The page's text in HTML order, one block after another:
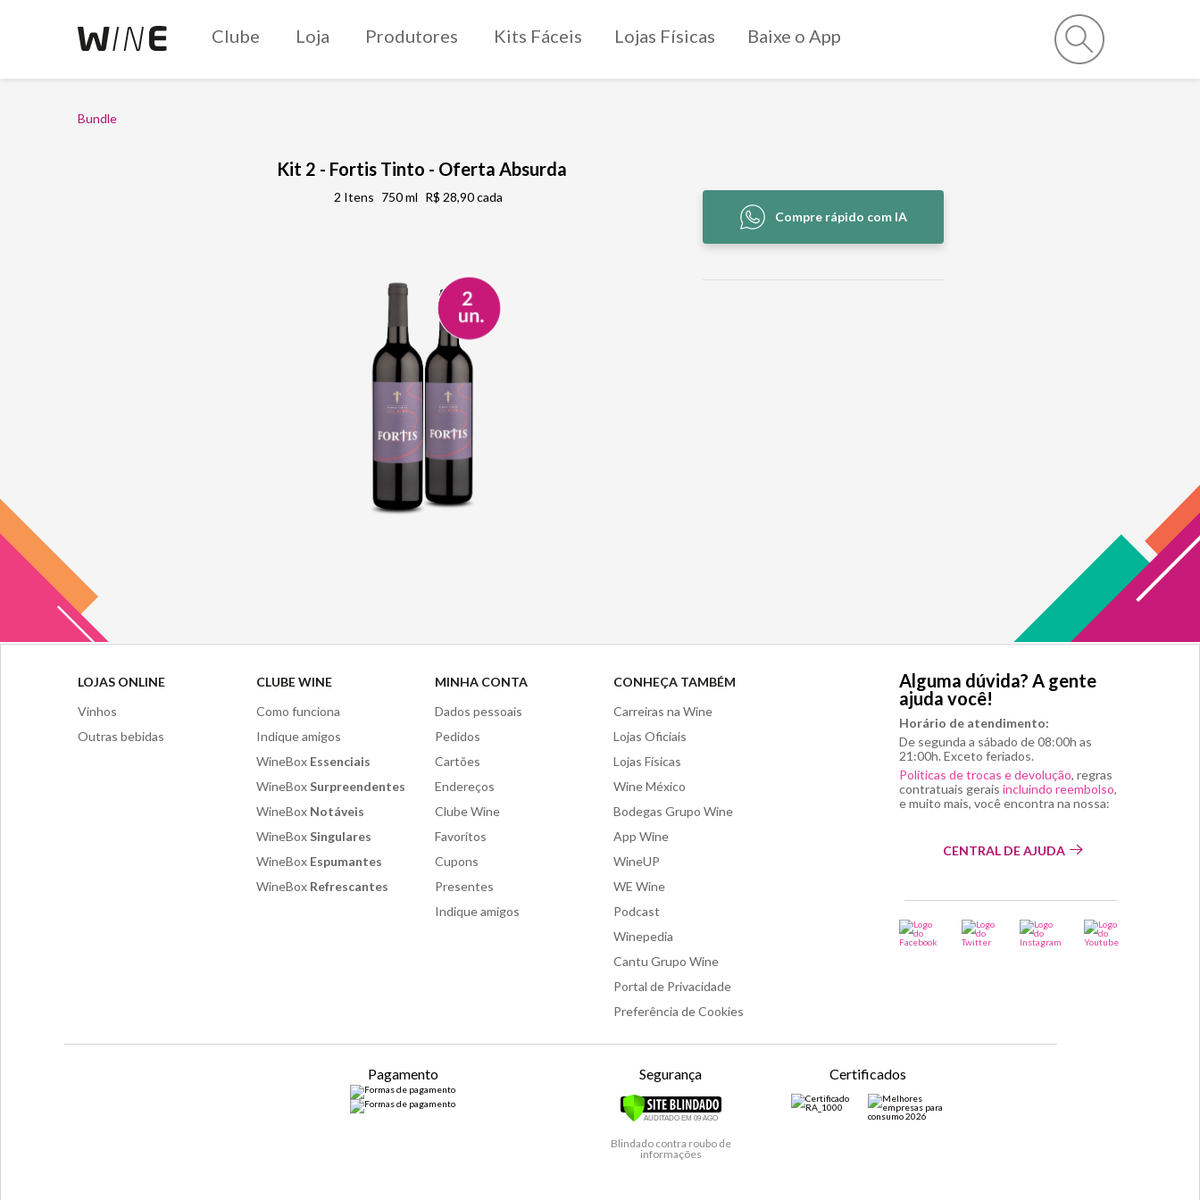
Clube Loja Produtores Kits Fáceis Lojas Físicas Baixe o App
Bundle
Kit 2 - Fortis Tinto - Oferta Absurda
2 Itens 750 ml R$ 28,90 cada
Compre rápido com IA
LOJAS ONLINE
Vinhos
Outras bebidas
CLUBE WINE
Como funciona
Indique amigos
WineBox Essenciais
WineBoxSurpreendentes
WineBox Notáveis
WineBoxSingulares
WineBox Espumantes
WineBox Refrescantes
MINHA CONTA
Dados pessoais
Pedidos
Cartões
Endereços
Clube Wine
Favoritos
Cupons
Presentes
Indique amigos
CONHEÇA TAMBÉM
Carreiras na Wine
Lojas Oficiais
Lojas Físicas
Wine México
Bodegas Grupo Wine
App Wine
WineUP
WE Wine
Podcast
Winepedia
Cantu Grupo Wine
Portal de Privacidade
Preferência de Cookies
Alguma dúvida? A gente
ajuda você!
Horário de atendimento:
De segunda a sábado de 08:00h as
21:00h. Exceto feriados.
Políticas de trocas e devolução, regras
contratuais gerais incluindo reembolso,
e muito mais, você encontra na nossa:
CENTRAL DE AJUDA
Pagamento Segurança
Blindado contra roubo de
informações
Certificados